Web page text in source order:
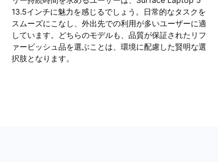
13.5インチに魅力を感じるでしょう。日常的なタスクを
スムーズにこなし、外出先での利用が多いユーザーに適
しています。どちらのモデルも、品質が保証されたリフ
ァービッシュ品を選ぶことは、環境に配慮した賢明な選
択肢となります。